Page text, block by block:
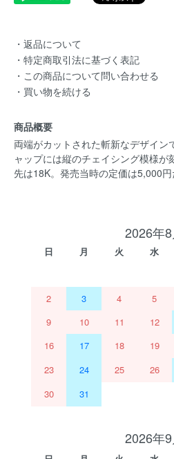
・返品について
・特定商取引法に基づく表記
・この商品について問い合わせる
・買い物を続ける
商品概要
両端がカットされた斬新なデザイン
ャップには縦のチェイシング模様が
先は18K。発売当時の定価は5,000円
2026年8
日 月 火 水
2
3 4 5
9
10 11 12
16
17 18 19
23
24 25 26
30
31
2026年9